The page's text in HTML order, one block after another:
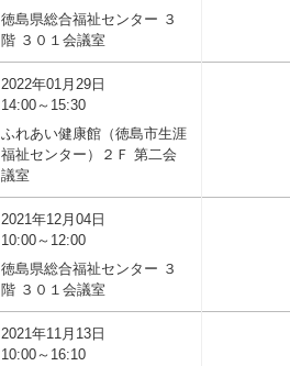
徳島県総合福祉センター ３
階 ３０１会議室
2022年01月29日
14:00～15:30
ふれあい健康館（徳島市生涯
福祉センター）２Ｆ 第二会
議室
2021年12月04日
10:00～12:00
徳島県総合福祉センター ３
階 ３０１会議室
2021年11月13日
10:00～16:10